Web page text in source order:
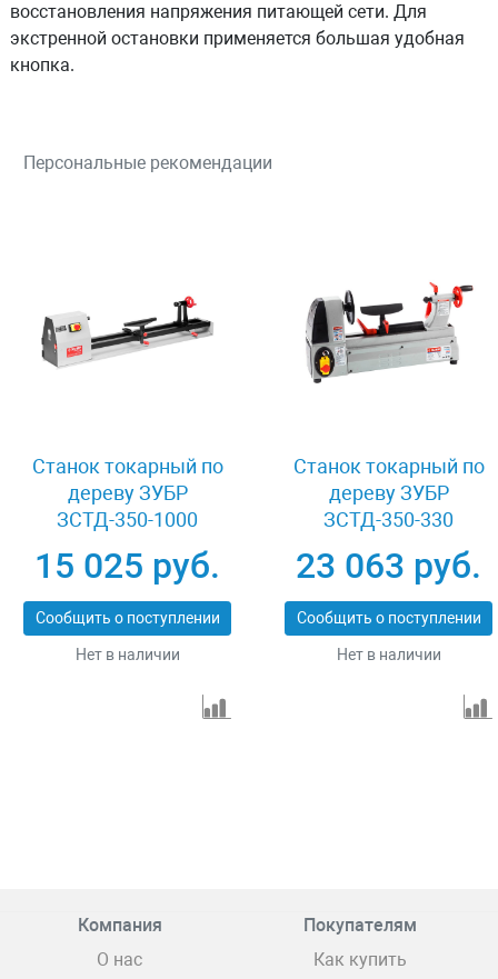
восстановления напряжения питающей сети. Для
экстренной остановки применяется большая удобная
кнопка.
Персональные рекомендации
Станок токарный по
дереву ЗУБР
ЗСТД-350-1000
15 025 руб.
Сообщить о поступлении
Нет в наличии
Станок токарный по
дереву ЗУБР
ЗСТД-350-330
23 063 руб.
Сообщить о поступлении
Нет в наличии
Компания
О нас
Покупателям
Как купить